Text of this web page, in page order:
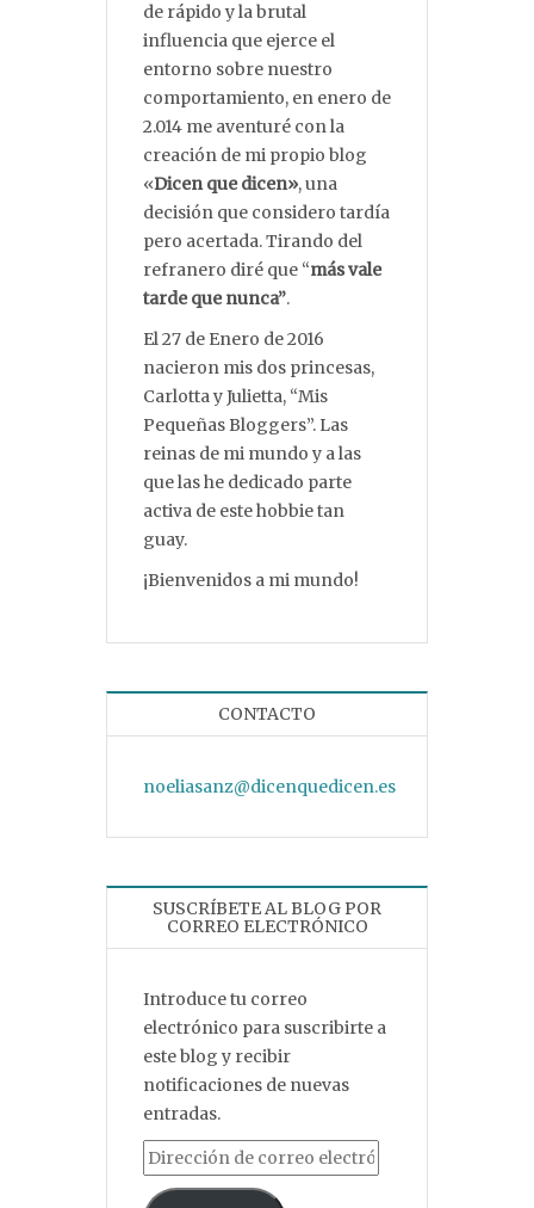
de rápido y la brutal
influencia que ejerce el
entorno sobre nuestro
comportamiento, en enero de
2.014 me aventuré con la
creación de mi propio blog
«Dicen que dicen», una
decisión que considero tardía
pero acertada. Tirando del
refranero diré que “más vale
tarde que nunca”.
El 27 de Enero de 2016
nacieron mis dos princesas,
Carlotta y Julietta, “Mis
Pequeñas Bloggers”. Las
reinas de mi mundo y a las
que las he dedicado parte
activa de este hobbie tan
guay.
¡Bienvenidos a mi mundo!
CONTACTO
noeliasanz@dicenquedicen.es
SUSCRÍBETE AL BLOG POR
CORREO ELECTRÓNICO
Introduce tu correo
electrónico para suscribirte a
este blog y recibir
notificaciones de nuevas
entradas.
Dirección de correo electrónico